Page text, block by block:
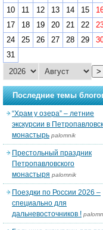
10
11 12 13 14 15
17
18 19 20 21 22
24
25 26 27 28 29
31
>
Последние темы
“Храм у озера” – летние
экскурсии в
монастырь palomnik
Престольный праздник
Петропавловского
монастыря palomnik
Поездки по России 2026 –
специально для
дальневосточников !